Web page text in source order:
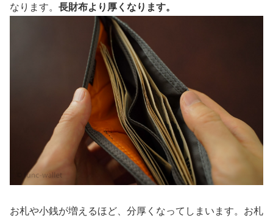
なります。 長財布より厚くなります。
お札や小銭が増えるほど、分厚くなってしまいます。お札